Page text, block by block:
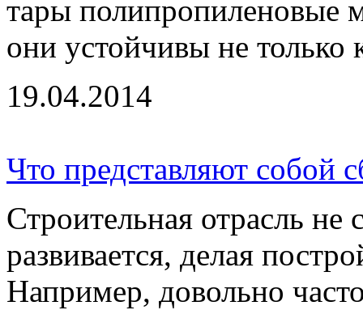
тары полипропиленовые
они устойчивы не только
19.04.2014
Что представляют собой
Строительная отрасль не
развивается, делая
Например, довольно